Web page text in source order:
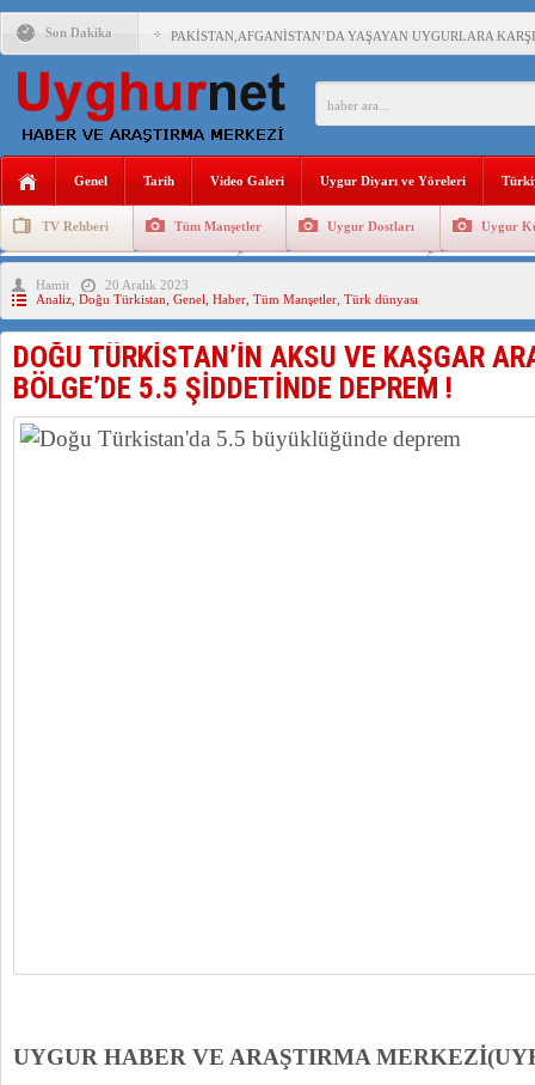
Son Dakika PAKİSTAN,AFGANİSTAN’DA YAŞAYAN UYGURLARA
ÇİN’İN DOĞU TÜRKİSTAN’DAKİ UYGULAMALARI
DİYANET AKADEMİSİ BAŞKANI DOÇ.DR.KAAN : DOĞU
ÇİN’İN UYGUR POLİTİKALARINI ÖVEN DİYANET
MHP’DEN URUMÇİ KATLİAMI MESAJİ : 05.07.2009
Genel Tarih Video Galeri Uygur Diyarı ve Yöreleri
TV Rehberi Tüm Manşetler Uygur Dostları Uygur
Uygurlarda Düğün ve Cenaze
Hamit
20 Aralık 2023
Analiz Doğu Türkistan Genel Haber Tüm Manşetler Türk dünyası
DOĞU TÜRKİSTAN’İN AKSU VE KAŞGAR
BÖLGE’DE 5.5 ŞİDDETİNDE DEPREM !
UYGUR HABER VE ARAŞTIRMA